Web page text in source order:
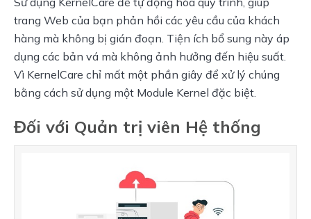
trang Web của bạn phản hồi các yêu cầu của khách
hàng mà không bị gián đoạn. Tiện ích bổ sung này áp
dụng các bản vá mà không ảnh hưởng đến hiệu suất.
Vì KernelCare chỉ mất một phần giây để xử lý chúng
bằng cách sử dụng một Module Kernel đặc biệt.
Đối với Quản trị viên Hệ thống